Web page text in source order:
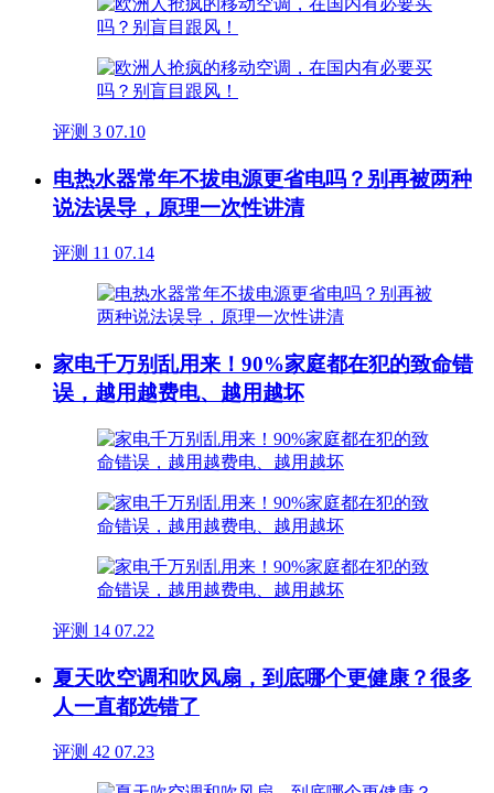
评测 3 07.10
电热水器常年不拔电源更省电吗？别再被两种
说法误导，原理一次性讲清
评测 11 07.14
家电千万别乱用来！90%家庭都在犯的致命错
误，越用越费电、越用越坏
评测 14 07.22
夏天吹空调和吹风扇，到底哪个更健康？很多
人一直都选错了
评测 42 07.23